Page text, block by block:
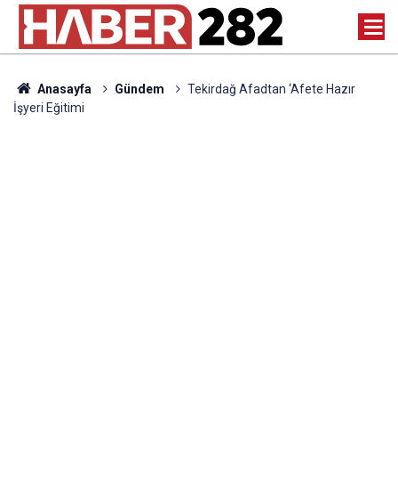
Anasayfa Gündem
Tekirdağ Afadtan ‘Afete Hazır
İşyeri Eğitimi